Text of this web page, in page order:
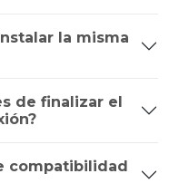
la misma
de finalizar el
compatibilidad